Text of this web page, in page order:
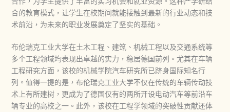
合的教育模式，让学生在校期间就能接触到最新的行业动态和技
术前沿，为未来的职业发展奠定了坚实的基础。
布伦瑞克工业大学在土木工程、建筑、机械工程以及交通系统等
多个工程领域均表现出卓越的实力，稳居德国前列。尤其在车辆
工程研究方面，该校的机械学院汽车研究所已跻身国际知名行
列。值得一提的是，布伦瑞克工业大学不仅在传统的车辆传动技
术上有所建树，更成为了德国仅有的两所开设电动汽车等前沿车
辆专业的高校之一。此外，该校在工程学领域的突破性贡献还体